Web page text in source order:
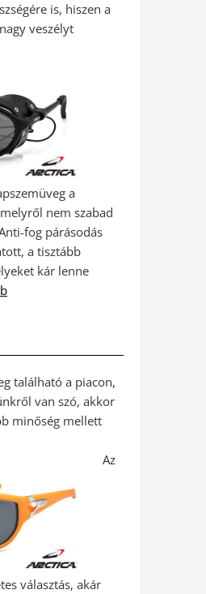
is, hiszen a
veszélyt
a
nem szabad
fog párásodás
a tisztább
kár lenne
található a piacon,
van szó, akkor
minőség mellett
Az
választás, akár